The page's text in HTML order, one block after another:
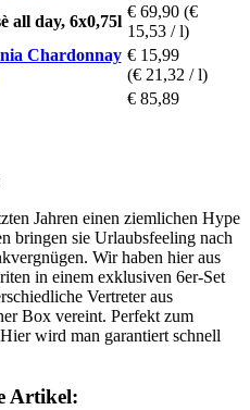
all day, 6x0,75l
€ 69,90 (€
15,53 / l)
Chardonnay € 15,99
(€ 21,32 / l)
€ 85,89
Jahren einen ziemlichen Hype
bringen sie Urlaubsfeeling nach
Wir haben hier aus
in einem exklusiven 6er-Set
Vertreter aus
Box vereint. Perfekt zum
wird man garantiert schnell
Artikel: